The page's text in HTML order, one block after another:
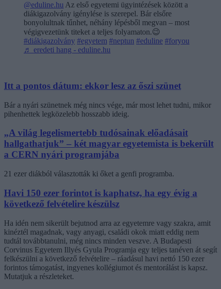
@eduline.hu Az első egyetemi ügyintézések között a
diákigazolvány igénylése is szerepel. Bár elsőre
bonyolultnak tűnhet, néhány lépésből megvan – most
végigvezetünk titeket a teljes folyamaton.😉
#diákigazolvány #egyetem #neptun #eduline #foryou
♬ eredeti hang - eduline.hu
Itt a pontos dátum: ekkor lesz az őszi szünet
Bár a nyári szünetnek még nincs vége, már most lehet tudni, mikor
pihenhettek legközelebb hosszabb ideig.
„A világ legelismertebb tudósainak előadásait
hallgathatjuk” – két magyar egyetemista is bekerült
a CERN nyári programjába
21 ezer diákból választották ki őket a genfi programba.
Havi 150 ezer forintot is kaphatsz, ha egy évig a
következő felvételire készülsz
Ha idén nem sikerült bejutnod arra az egyetemre vagy szakra, amit
kinéztél magadnak, vagy anyagi, családi okok miatt eddig nem
tudtál továbbtanulni, még nincs minden veszve. A Budapesti
Corvinus Egyetem Illyés Gyula Programja egy teljes tanéven át segít
felkészülni a következő felvételire – ráadásul havi nettó 150 ezer
forintos támogatást, ingyenes kollégiumot és mentorálást is kapsz.
Mutatjuk a részleteket.